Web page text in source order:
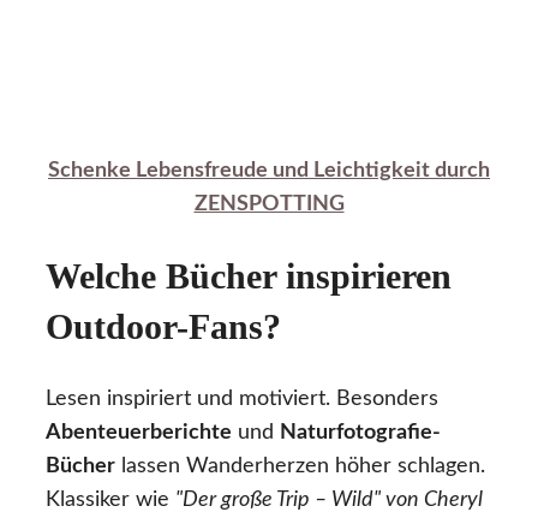
Schenke Lebensfreude und Leichtigkeit durch
ZENSPOTTING
Welche Bücher inspirieren
Outdoor-Fans?
Lesen inspiriert und motiviert. Besonders
Abenteuerberichte und Naturfotografie-
Bücher lassen Wanderherzen höher schlagen.
Klassiker wie "Der große Trip – Wild" von Cheryl